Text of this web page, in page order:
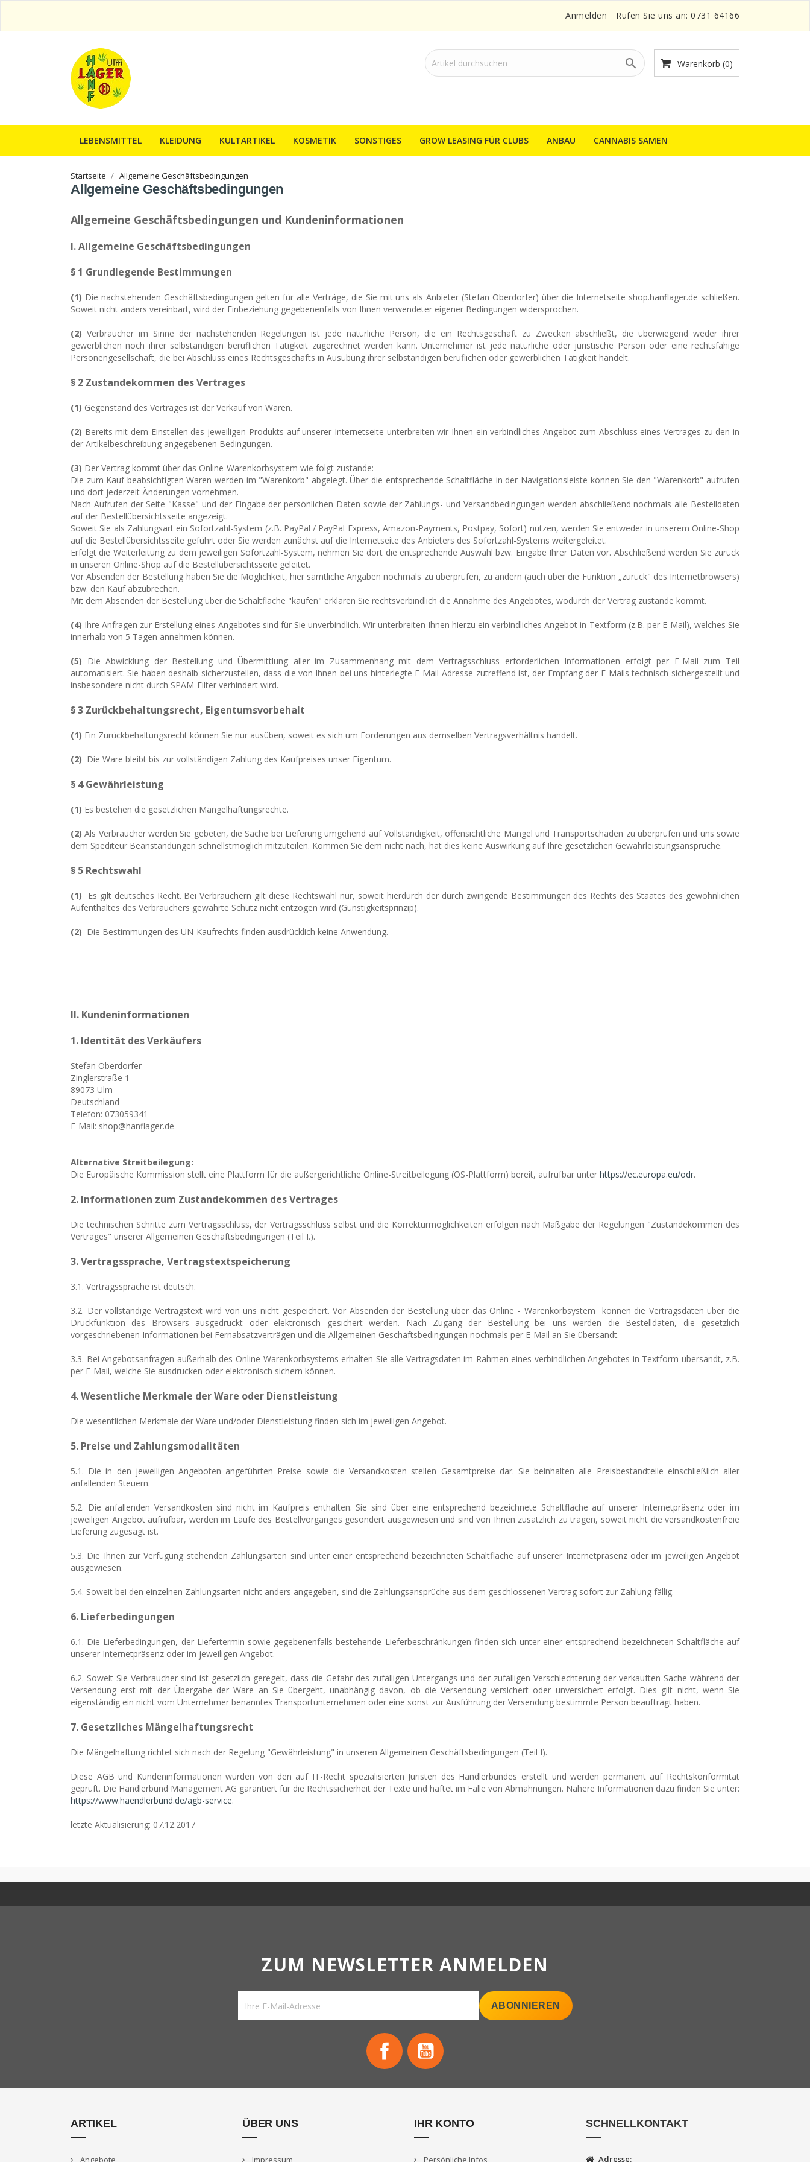
Anmelden Rufen Sie uns an: 0731 64166
Warenkorb (0)

LEBENSMITTEL KLEIDUNG KULTARTIKEL KOSMETIK SONSTIGES GROW LEASING FÜR CLUBS ANBAU CANNABIS SAMEN
Startseite Allgemeine Geschäftsbedingungen
Allgemeine Geschäftsbedingungen
Allgemeine Geschäftsbedingungen und Kundeninformationen
I. Allgemeine Geschäftsbedingungen
§ 1 Grundlegende Bestimmungen
(1) Die nachstehenden Geschäftsbedingungen gelten für alle Verträge, die Sie mit uns als Anbieter (Stefan Oberdorfer) über die Internetseite shop.hanflager.de schließen.
Soweit nicht anders vereinbart, wird der Einbeziehung gegebenenfalls von Ihnen verwendeter eigener Bedingungen widersprochen.
(2) Verbraucher im Sinne der nachstehenden Regelungen ist jede natürliche Person, die ein Rechtsgeschäft zu Zwecken abschließt, die überwiegend weder ihrer
gewerblichen noch ihrer selbständigen beruflichen Tätigkeit zugerechnet werden kann. Unternehmer ist jede natürliche oder juristische Person oder eine rechtsfähige
Personengesellschaft, die bei Abschluss eines Rechtsgeschäfts in Ausübung ihrer selbständigen beruflichen oder gewerblichen Tätigkeit handelt.
§ 2 Zustandekommen des Vertrages
(1) Gegenstand des Vertrages ist der Verkauf von Waren.
(2) Bereits mit dem Einstellen des jeweiligen Produkts auf unserer Internetseite unterbreiten wir Ihnen ein verbindliches Angebot zum Abschluss eines Vertrages zu den in
der Artikelbeschreibung angegebenen Bedingungen.
(3) Der Vertrag kommt über das Online-Warenkorbsystem wie folgt zustande:
Die zum Kauf beabsichtigten Waren werden im "Warenkorb" abgelegt. Über die entsprechende Schaltfläche in der Navigationsleiste können Sie den "Warenkorb" aufrufen
und dort jederzeit Änderungen vornehmen.
Nach Aufrufen der Seite "Kasse" und der Eingabe der persönlichen Daten sowie der Zahlungs- und Versandbedingungen werden abschließend nochmals alle Bestelldaten
auf der Bestellübersichtsseite angezeigt.
Soweit Sie als Zahlungsart ein Sofortzahl-System (z.B. PayPal / PayPal Express, Amazon-Payments, Postpay, Sofort) nutzen, werden Sie entweder in unserem Online-Shop
auf die Bestellübersichtsseite geführt oder Sie werden zunächst auf die Internetseite des Anbieters des Sofortzahl-Systems weitergeleitet.
Erfolgt die Weiterleitung zu dem jeweiligen Sofortzahl-System, nehmen Sie dort die entsprechende Auswahl bzw. Eingabe Ihrer Daten vor. Abschließend werden Sie zurück
in unseren Online-Shop auf die Bestellübersichtsseite geleitet.
Vor Absenden der Bestellung haben Sie die Möglichkeit, hier sämtliche Angaben nochmals zu überprüfen, zu ändern (auch über die Funktion „zurück" des Internetbrowsers)
bzw. den Kauf abzubrechen.
Mit dem Absenden der Bestellung über die Schaltfläche "kaufen" erklären Sie rechtsverbindlich die Annahme des Angebotes, wodurch der Vertrag zustande kommt.
(4) Ihre Anfragen zur Erstellung eines Angebotes sind für Sie unverbindlich. Wir unterbreiten Ihnen hierzu ein verbindliches Angebot in Textform (z.B. per E-Mail), welches Sie
innerhalb von 5 Tagen annehmen können.
(5) Die Abwicklung der Bestellung und Übermittlung aller im Zusammenhang mit dem Vertragsschluss erforderlichen Informationen erfolgt per E-Mail zum Teil
automatisiert. Sie haben deshalb sicherzustellen, dass die von Ihnen bei uns hinterlegte E-Mail-Adresse zutreffend ist, der Empfang der E-Mails technisch sichergestellt und
insbesondere nicht durch SPAM-Filter verhindert wird.
§ 3 Zurückbehaltungsrecht, Eigentumsvorbehalt
(1) Ein Zurückbehaltungsrecht können Sie nur ausüben, soweit es sich um Forderungen aus demselben Vertragsverhältnis handelt.
(2) Die Ware bleibt bis zur vollständigen Zahlung des Kaufpreises unser Eigentum.
§ 4 Gewährleistung
(1) Es bestehen die gesetzlichen Mängelhaftungsrechte.
(2) Als Verbraucher werden Sie gebeten, die Sache bei Lieferung umgehend auf Vollständigkeit, offensichtliche Mängel und Transportschäden zu überprüfen und uns sowie
dem Spediteur Beanstandungen schnellstmöglich mitzuteilen. Kommen Sie dem nicht nach, hat dies keine Auswirkung auf Ihre gesetzlichen Gewährleistungsansprüche.
§ 5 Rechtswahl
(1)
Es gilt deutsches Recht. Bei Verbrauchern gilt diese Rechtswahl nur, soweit hierdurch der durch zwingende Bestimmungen des Rechts des Staates des gewöhnlichen
Aufenthaltes des Verbrauchers gewährte Schutz nicht entzogen wird (Günstigkeitsprinzip).
(2) Die Bestimmungen des UN-Kaufrechts finden ausdrücklich keine Anwendung.
II. Kundeninformationen
1. Identität des Verkäufers
Stefan Oberdorfer
Zinglerstraße 1
89073 Ulm
Deutschland
Telefon: 073059341
E-Mail: shop@hanflager.de
Alternative Streitbeilegung:
Die Europäische Kommission stellt eine Plattform für die außergerichtliche Online-Streitbeilegung (OS-Plattform) bereit, aufrufbar unter https://ec.europa.eu/odr.
2. Informationen zum Zustandekommen des Vertrages
Die technischen Schritte zum Vertragsschluss, der Vertragsschluss selbst und die Korrekturmöglichkeiten erfolgen nach Maßgabe der Regelungen "Zustandekommen des
Vertrages" unserer Allgemeinen Geschäftsbedingungen (Teil I.).
3. Vertragssprache, Vertragstextspeicherung
3.1. Vertragssprache ist deutsch.
3.2. Der vollständige Vertragstext wird von uns nicht gespeichert. Vor Absenden der Bestellungüber das Online - Warenkorbsystem
können die Vertragsdaten über die
Druckfunktion des Browsers ausgedruckt oder elektronisch gesichert werden. Nach Zugang der Bestellung bei uns werden die Bestelldaten, die gesetzlich
vorgeschriebenen Informationen bei Fernabsatzverträgen und die Allgemeinen Geschäftsbedingungen nochmals per E-Mail an Sie übersandt.
3.3. Bei Angebotsanfragen außerhalb des Online-Warenkorbsystems erhalten Sie alle Vertragsdaten im Rahmen eines verbindlichen Angebotes in Textform übersandt, z.B.
per E-Mail, welche Sie ausdrucken oder elektronisch sichern können.
4. Wesentliche Merkmale der Ware oder Dienstleistung
Die wesentlichen Merkmale der Ware und/oder Dienstleistung finden sich im jeweiligen Angebot.
5. Preise und Zahlungsmodalitäten
5.1. Die in den jeweiligen Angeboten angeführten Preise sowie die Versandkosten stellen Gesamtpreise dar. Sie beinhalten alle Preisbestandteile einschließlich aller
anfallenden Steuern.
5.2. Die anfallenden Versandkosten sind nicht im Kaufpreis enthalten. Sie sind über eine entsprechend bezeichnete Schaltfläche auf unserer Internetpräsenz oder im
jeweiligen Angebot aufrufbar, werden im Laufe des Bestellvorganges gesondert ausgewiesen und sind von Ihnen zusätzlich zu tragen, soweit nicht die versandkostenfreie
Lieferung zugesagt ist.
5.3. Die Ihnen zur Verfügung stehenden Zahlungsarten sind unter einer entsprechend bezeichneten Schaltfläche auf unserer Internetpräsenz oder im jeweiligen Angebot
ausgewiesen.
5.4. Soweit bei den einzelnen Zahlungsarten nicht anders angegeben, sind die Zahlungsansprüche aus dem geschlossenen Vertrag sofort zur Zahlung fällig.
6. Lieferbedingungen
6.1. Die Lieferbedingungen, der Liefertermin sowie gegebenenfalls bestehende Lieferbeschränkungen finden sich unter einer entsprechend bezeichneten Schaltfläche auf
unserer Internetpräsenz oder im jeweiligen Angebot.
6.2. Soweit Sie Verbraucher sind ist gesetzlich geregelt, dass die Gefahr des zufälligen Untergangs und der zufälligen Verschlechterung der verkauften Sache während der
Versendung erst mit der Übergabe der Ware an Sie übergeht, unabhängig davon, ob die Versendung versichert oder unversichert erfolgt. Dies gilt nicht, wenn Sie
eigenständig ein nicht vom Unternehmer benanntes Transportunternehmen oder eine sonst zur Ausführung der Versendung bestimmte Person beauftragt haben.
7. Gesetzliches Mängelhaftungsrecht
Die Mängelhaftung richtet sich nach der Regelung "Gewährleistung" in unseren Allgemeinen Geschäftsbedingungen (Teil I).
Diese AGB und Kundeninformationen wurden von den auf IT-Recht spezialisierten Juristen des Händlerbundes erstellt und werden permanent auf Rechtskonformität
geprüft. Die Händlerbund Management AG garantiert für die Rechtssicherheit der Texte und haftet im Falle von Abmahnungen. Nähere Informationen dazu finden Sie unter:
https://www.haendlerbund.de/agb-service.
letzte Aktualisierung: 07.12.2017
Facebook
ARTIKEL
Angebote
ÜBER UNS
Impressum
IHR KONTO
Persönliche Infos
SCHNELLKONTAKT
Adresse: